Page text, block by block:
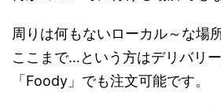
周りは何もないローカル～な場
ここまで…という方はデリバリ
「Foody」でも注文可能です。